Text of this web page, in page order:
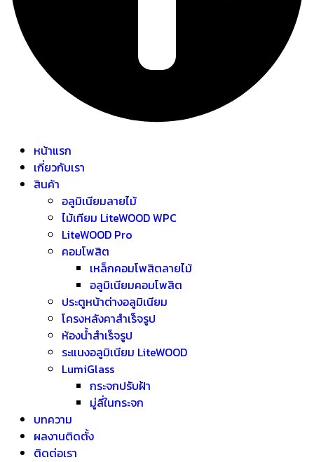
หน้าแรก
เกี่ยวกับเรา
สินค้า
อลูมิเนียมลายไม้
ไม้เทียม LiteWOOD WPC
LiteWOOD Pro
คอมโพสิต
เหล็กคอมโพสิตลายไม้
อลูมิเนียมคอมโพสิต
ประตูหน้าต่างอลูมิเนียม
โครงหลังคาสำเร็จรูป
ห้องน้ำสำเร็จรูป
ระแนงอลูมิเนียม LiteWOOD
LumiGlass
กระจกปรับฝ้า
มู่ลี่ในกระจก
บทความ
ผลงานติดตั้ง
ติดต่อเรา